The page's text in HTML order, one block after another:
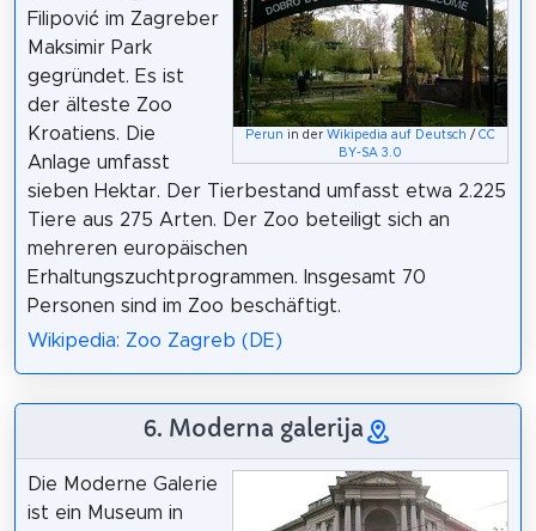
Perun in derWikipedia auf Deutsch /CC
BY-SA 3.0
Filipović im Zagreber
Maksimir Park
gegründet. Es ist
der älteste Zoo
Kroatiens. Die
Anlage umfasst
sieben Hektar. Der Tierbestand umfasst etwa 2.225
Tiere aus 275 Arten. Der Zoo beteiligt sich an
mehreren europäischen
Erhaltungszuchtprogrammen. Insgesamt 70
Personen sind im Zoo beschäftigt.
Wikipedia: Zoo Zagreb (DE)
6. Moderna galerija
Die Moderne Galerie
ist ein Museum in